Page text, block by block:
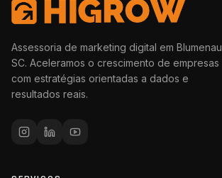
Assessoria de marketing digital em Blumenau,
SC. Aceleramos o crescimento de empresas
com estratégias orientadas a dados e
resultados reais.